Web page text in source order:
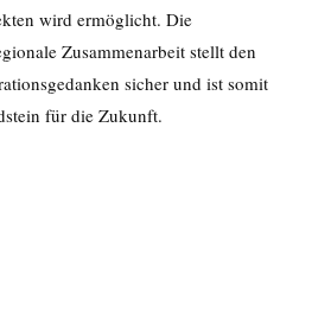
wird ermöglicht. Die
Zusammenarbeit stellt den
sicher und ist somit
für die Zukunft.